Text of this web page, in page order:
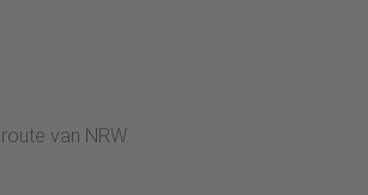
van NRW.